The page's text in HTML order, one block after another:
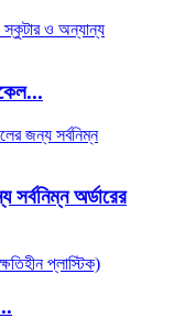
অর্ডারের